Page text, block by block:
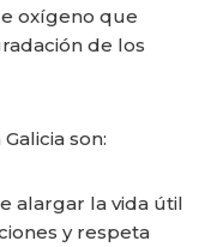
oxígeno que
de los
son:
alargar la vida útil
y respeta